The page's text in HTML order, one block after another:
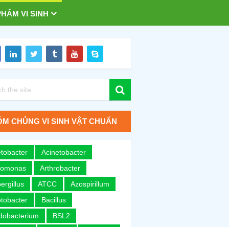
VI SINH
CHỦNG VI SINH VẬT CHUẨN
Acinetobacter
Arthrobacter
ATCC
Azospirillum
Bacillus
BSL2